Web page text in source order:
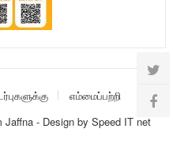
எம்மைப்பற்றி
Jaffna- Design by Speed IT net